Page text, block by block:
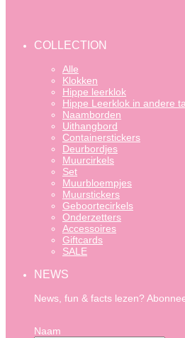
COLLECTION
Alle
Klokken
Hippe leerklok
Hippe Leerklok in andere
Naamborden
Uithangbord
Containerstickers
Deurbordjes
Muurcirkels
Set
Muurbloempjes
Muurstickers
Geboortecirkels
Onderzetters
Accessoires
Giftcards
SALE
NEWS
News, fun & facts lezen?
Naam